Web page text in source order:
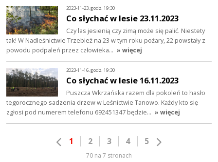
2023-11-23, godz. 19:30
Co słychać w lesie 23.11.2023
Czy las jesienią czy zimą może się palić. Niestety
tak! W Nadleśnictwie Trzebież na 23 w tym roku pożary, 22 powstały z
powodu podpaleń przez człowieka… » więcej
2023-11-16, godz. 19:30
Co słychać w lesie 16.11.2023
Puszcza Wkrzańska razem dla pokoleń to hasło
tegorocznego sadzenia drzew w Leśnictwie Tanowo. Każdy kto się
zgłosi pod numerem telefonu 692451347 będzie… » więcej
1 2 3 4 5
70 na 7 stronach